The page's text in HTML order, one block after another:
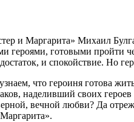
и Маргарита» Михаил
героями, готовыми пройти
и спокойствие. Но
что героиня готова
наделивший своих героев
вечной любви? Да